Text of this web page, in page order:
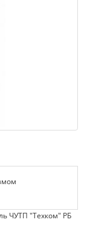
ЧУТП "Техком" РБ